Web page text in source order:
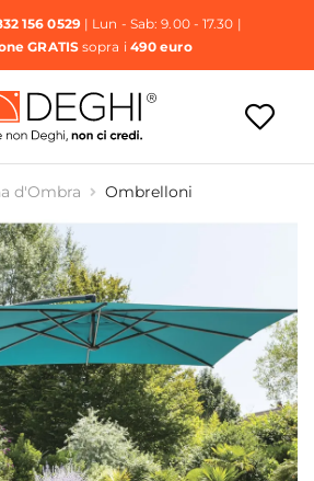
156 0529| Lun - Sab: 9.00 - 17.30 |
GRATISsopra i 490 euro
d'Ombra Ombrelloni